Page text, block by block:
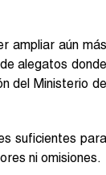
ampliar aún más
alegatos donde
del Ministerio de
suficientes para
ni omisiones.